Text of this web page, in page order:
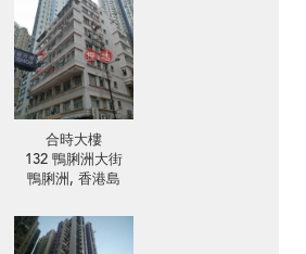
合時大樓
132 鴨脷洲大街
鴨脷洲, 香港島